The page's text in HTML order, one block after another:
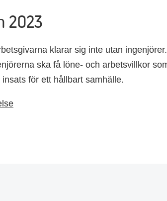
2023
klarar sig inte utan
ska få löne- och arbetsvillkor
för ett hållbart samhälle.